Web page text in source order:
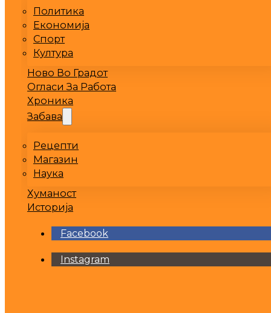
Политика
Економија
Спорт
Култура
Ново Во Градот
Огласи За Работа
Хроника
Забава
Рецепти
Магазин
Наука
Хуманост
Историја
Facebook
Instagram